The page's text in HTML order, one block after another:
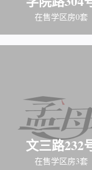
在售学区房0套
文三路232
在售学区房3套